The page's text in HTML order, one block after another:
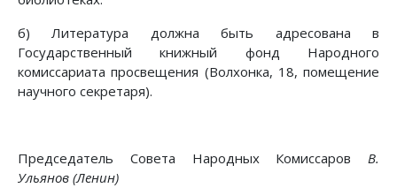
б) Литература должна быть адресована в
Государственный книжный фонд Народного
комиссариата просвещения (Волхонка, 18, помещение
научного секретаря).
Председатель Совета Народных Комиссаров В.
Ульянов (Ленин)